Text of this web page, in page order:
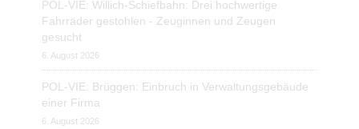
POL-VIE: Willich-Schiefbahn: Drei hochwertige
Fahrräder gestohlen - Zeuginnen und Zeugen
gesucht
6. August 2026
POL-VIE: Brüggen: Einbruch in Verwaltungsgebäude
einer Firma
6. August 2026